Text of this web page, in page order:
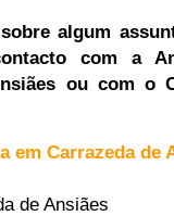
algum
com a
ou com o
em Carrazeda de
de Ansiães